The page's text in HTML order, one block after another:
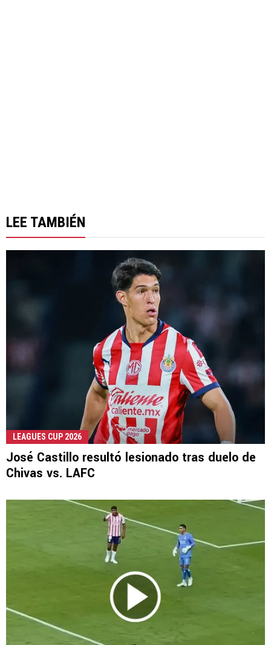
LEE TAMBIÉN
LEAGUES CUP 2026
José Castillo resultó lesionado tras duelo de
Chivas vs. LAFC